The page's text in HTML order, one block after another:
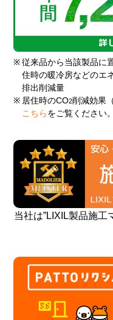
※ 従来品から当該製品に
住時の暖冷房などのエ
排出削減量
※ 居住時のCO2削減効果
こちら をご覧ください。
当社は”LIXIL製品施工